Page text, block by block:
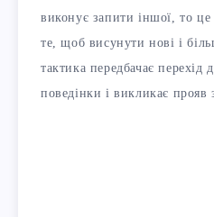
виконує запити іншої, то
те, щоб висунути нові і
тактика передбачає перехід
поведінки і викликає прояв